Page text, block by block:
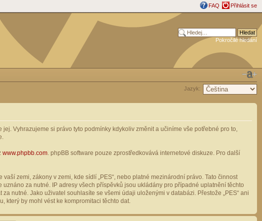
FAQ Přihlásit se
Pokročilé hledání
Jazyk:
Vyhrazujeme si právo tyto podmínky kdykoliv změnit a učiníme vše potřebné pro to,
www.phpbb.com . phpBB software pouze zprostředkovává internetové diskuze. Pro další
zemi, zákony v zemi, kde sídlí „PES“, nebo platné mezinárodní právo. Tato činnost
za nutné. IP adresy všech příspěvků jsou ukládány pro případné uplatnění těchto
nutné. Jako uživatel souhlasíte se všemi údaji uloženými v databázi. Přestože „PES“ ani
který by mohl vést ke kompromitaci těchto dat.